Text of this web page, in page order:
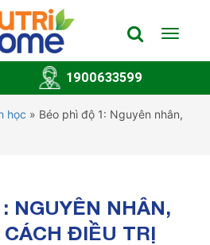
Toggle
1900633599
học » Béo phì độ 1: Nguyên nhân,
NGUYÊN NHÂN,
ĐIỀU TRỊ